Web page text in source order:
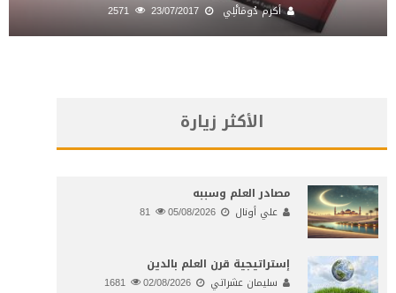
أكرم دُومَانْلِي 23/07/2017
الأكثر زيارة
مصادر العلم وسببه
علي أونال 05/08/2026
إستراتيجية قرن العلم بالدين
سليمان عشراتي 02/08/2026